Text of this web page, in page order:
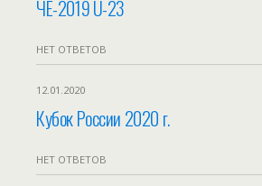
ЧЕ-2019 U-23
НЕТ ОТВЕТОВ
12.01.2020
Кубок России 2020 г.
НЕТ ОТВЕТОВ